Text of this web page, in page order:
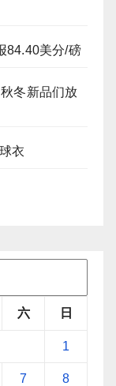
84.40美分/磅
冬新品们放
衣
六 日
1
7 8